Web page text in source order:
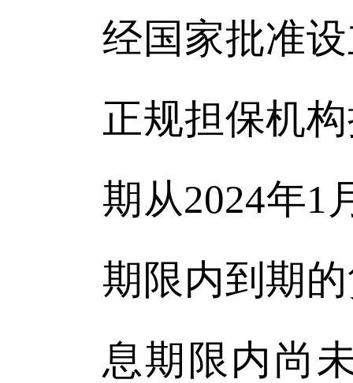
经国家批准
正规担保机
期从2024年1
期限内到期
息期限内尚